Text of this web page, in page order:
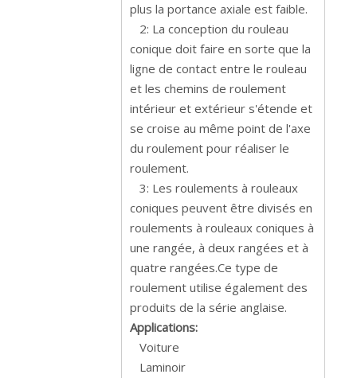
plus la portance axiale est faible.
2: La conception du rouleau
conique doit faire en sorte que la
ligne de contact entre le rouleau
et les chemins de roulement
intérieur et extérieur s'étende et
se croise au même point de l'axe
du roulement pour réaliser le
roulement.
3: Les roulements à rouleaux
coniques peuvent être divisés en
roulements à rouleaux coniques à
une rangée, à deux rangées et à
quatre rangées.Ce type de
roulement utilise également des
produits de la série anglaise.
Applications:
Voiture
Laminoir